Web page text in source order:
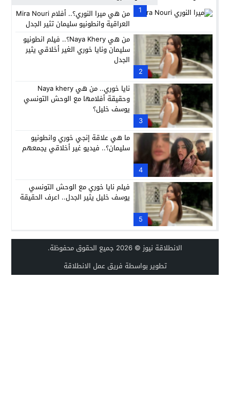
1
من هي ميرا النوري؟.. أفلام Mira Nouri
العراقية وانطونيو سليمان تثير الجدل
2
من هي Naya Khery؟.. فيلم انطونيو
سليمان ونايا خوري الغير أخلاقي يثير
الجدل
3
نايا خوري.. من هي Naya khery
وحقيقة أفلامها مع الوحش التونسي
يوسف خليل؟
4
ما هي علاقة إنجي خوري وانطونيو
سليمان؟.. فيديو غير أخلاقي يجمعهم
5
فيلم نايا خوري مع الوحش التونسي
يوسف خليل يثير الجدل.. اعرف الحقيقة
الانطلاقة نيوز© 2026 جميع الحقوق محفوظة.
تطوير بواسطة فريق عمل الانطلاقة